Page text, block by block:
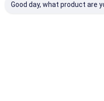
Good day, what product are